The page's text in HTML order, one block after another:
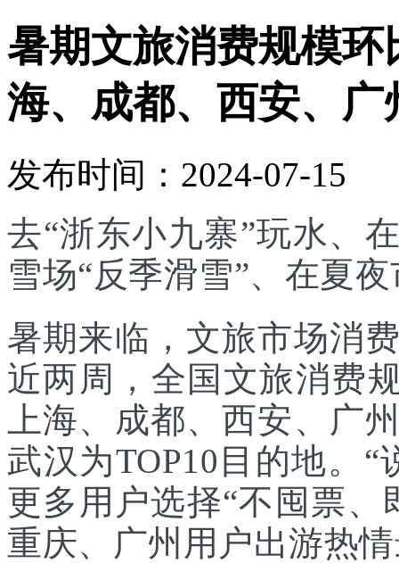
暑期文旅消费规模
海、成都、西安、
发布时间：2024-07-15
去“浙东小九寨”玩水、
雪场“反季滑雪”、在夏
暑期来临，文旅市场消
近两周，全国文旅消费
上海、成都、西安、广
武汉为TOP10目的地。
更多用户选择“不囤票
重庆、广州用户出游热